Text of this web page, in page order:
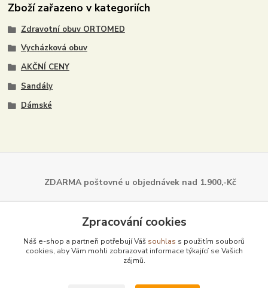
Zboží zařazeno v kategoriích
Zdravotní obuv ORTOMED
Vycházková obuv
AKČNÍ CENY
Sandály
Dámské
ZDARMA poštovné u objednáveknad 1.900,-Kč
Dále z naší nabídky
Zpracování cookies
Náš e-shop a partneři potřebují Váš souhlas s použitím souborů
cookies, aby Vám mohli zobrazovat informace týkající se Vašich
zájmů.